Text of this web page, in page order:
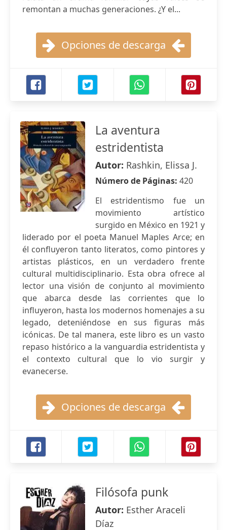
remontan a muchas generaciones. ¿Y el...
Opciones de descarga
La aventura
estridentista
Autor: Rashkin, Elissa J.
Número de Páginas: 420
El estridentismo fue un
movimiento artístico
surgido en México en 1921 y
liderado por el poeta Manuel Maples Arce; en
él confluyeron tanto literatos, como pintores y
artistas plásticos, en un verdadero frente
cultural multidisciplinario. Esta obra ofrece al
lector una visión de conjunto al movimiento
que abarca desde las corrientes que lo
influyeron, hasta los modernos homenajes a su
legado, deteniéndose en sus figuras más
icónicas. De tal manera, este libro es un vasto
repaso histórico a la vanguardia estridentista y
el contexto cultural que lo vio surgir y
evanecerse.
Opciones de descarga
Filósofa punk
Autor: Esther Araceli
Díaz